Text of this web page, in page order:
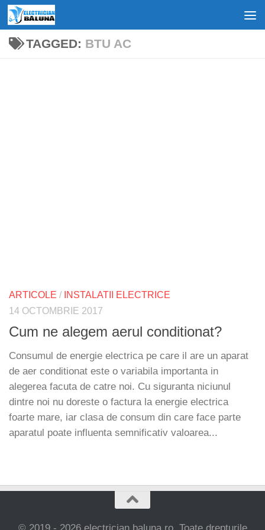
Skip to content
TAGGED: BTU AC
ARTICOLE / INSTALATII ELECTRICE
14 OCTOMBRIE 2017
Cum ne alegem aerul conditionat?
Consumul de energie electrica pe care il are un aparat
de aer conditionat este o variabila importanta in
alegerea facuta de catre noi. Cu siguranta niciunul
dintre noi nu doreste o factura la energie electrica
foarte mare, iar clasa de consum din care face parte
aparatul poate influenta semnificativ valoarea...